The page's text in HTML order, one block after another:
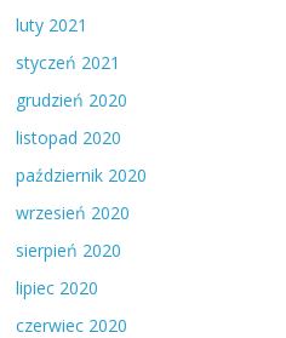
luty 2021
styczeń 2021
grudzień 2020
listopad 2020
październik 2020
wrzesień 2020
sierpień 2020
lipiec 2020
czerwiec 2020